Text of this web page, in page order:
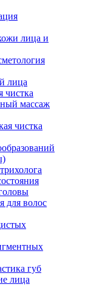
лица и
лица
чистка
массаж
чистка
для волос
губ
лица